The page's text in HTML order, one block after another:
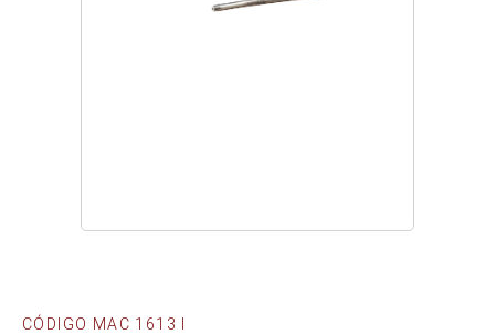
CÓDIGO MAC 1613 I